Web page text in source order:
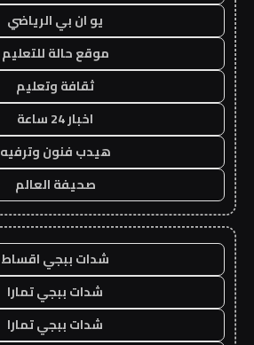
يو ان بي الرياضي
موقع حالة للتعليم
ثقافة وتعليم
اخبار 24 ساعة
هيدب فنون وترفيه
صحيفة العالم
شدات ببجي اقساط
شدات ببجي تمارا
شدات ببجي تمارا